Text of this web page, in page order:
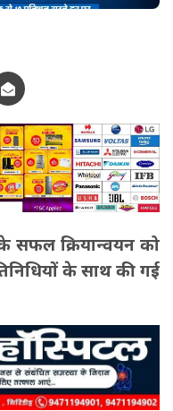
सफल क्रियान्वयन को
के साथ की गई